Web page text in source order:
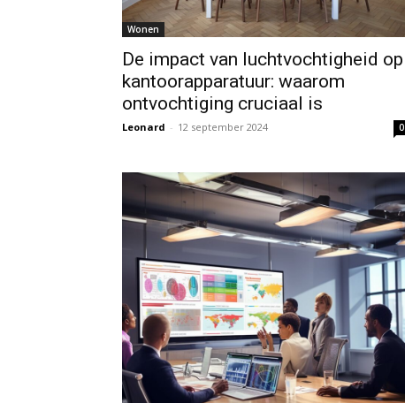
Wonen
De impact van luchtvochtigheid op
kantoorapparatuur: waarom
ontvochtiging cruciaal is
Leonard - 12 september 2024 0